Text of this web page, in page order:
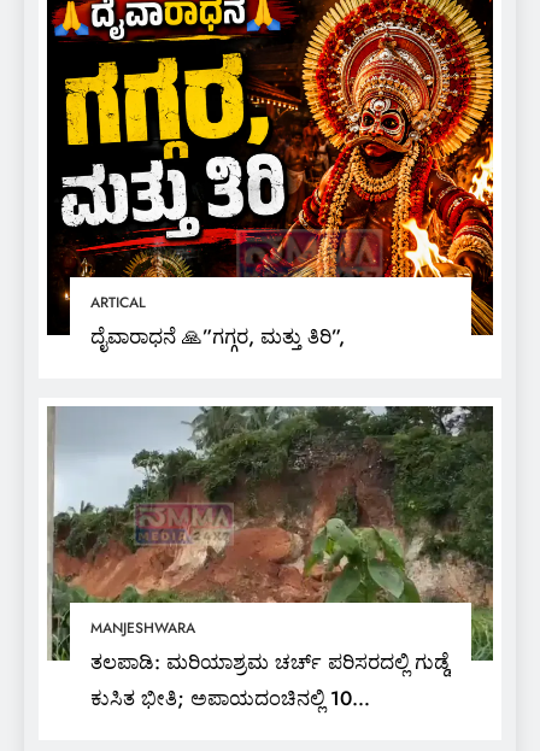
ARTICAL
ದೈವಾರಾಧನೆ 🙏”ಗಗ್ಗರ, ಮತ್ತು ತಿರಿ”,
MANJESHWARA
ತಲಪಾಡಿ: ಮರಿಯಾಶ್ರಮ ಚರ್ಚ್ ಪರಿಸರದಲ್ಲಿ ಗುಡ್ಡೆ
ಕುಸಿತ ಭೀತಿ; ಅಪಾಯದಂಚಿನಲ್ಲಿ 10